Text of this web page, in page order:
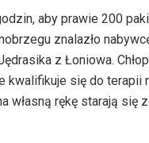
aby prawie 200
znalazło
z Łoniowa.
kwalifikuje się do terapii
własną rękę starają się